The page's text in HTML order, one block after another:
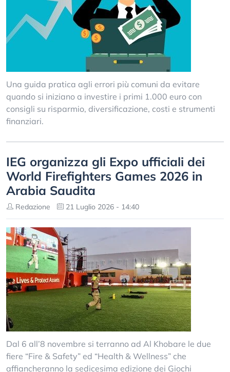
Una guida pratica agli errori più comuni da evitare
quando si iniziano a investire i primi 1.000 euro con
consigli su risparmio, diversificazione, costi e strumenti
finanziari.
IEG organizza gli Expo ufficiali dei
World Firefighters Games 2026 in
Arabia Saudita
Redazione 21 Luglio 2026 - 14:40
Dal 6 all’8 novembre si terranno ad Al Khobare le due
fiere “Fire & Safety” ed “Health & Wellness” che
affiancheranno la sedicesima edizione dei Giochi